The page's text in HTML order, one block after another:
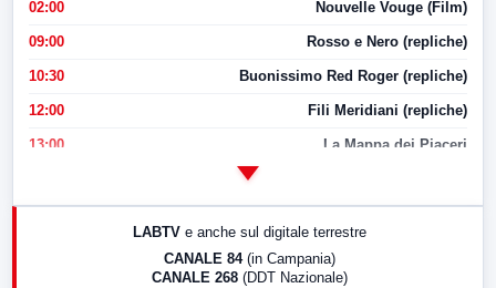
02:00 Nouvelle Vouge (Film)
09:00 Rosso e Nero (repliche)
10:30 Buonissimo Red Roger (repliche)
12:00 Fili Meridiani (repliche)
13:00 La Mappa dei Piaceri
LABTV e anche sul digitale terrestre
CANALE 84 (in Campania)
CANALE 268 (DDT Nazionale)